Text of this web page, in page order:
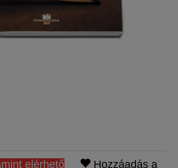
elérhető
Hozzáadás a